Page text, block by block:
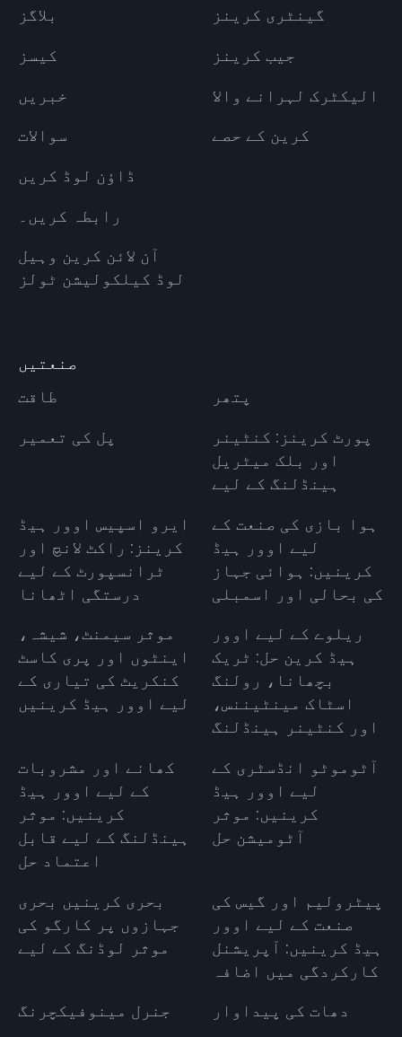
بلاگز
کیسز
خبریں
سوالات
ڈاؤن لوڈ کریں
رابطہ کریں۔
آن لائن کرین وہیل
لوڈ کیلکولیشن ٹولز
گینٹری کرینز
جیب کرینز
الیکٹرک لہرانے والا
کرین کے حصے
صنعتیں
طاقت
پتھر
پل کی تعمیر
پورٹ کرینز: کنٹینر
اور بلک میٹریل
ہینڈلنگ کے لیے
ایرو اسپیس اوور ہیڈ
کرینز: راکٹ لانچ اور
ٹرانسپورٹ کے لیے
درستگی اٹھانا
ہوا بازی کی صنعت کے
لیے اوور ہیڈ
کرینیں: ہوائی جہاز
کی بحالی اور اسمبلی
موثر سیمنٹ، شیشہ،
اینٹوں اور پری کاسٹ
کنکریٹ کی تیاری کے
لیے اوور ہیڈ کرینیں
ریلوے کے لیے اوور
ہیڈ کرین حل: ٹریک
بچھانا، رولنگ
اسٹاک مینٹیننس،
اور کنٹینر ہینڈلنگ
کھانے اور مشروبات
کے لیے اوور ہیڈ
کرینیں: موثر
ہینڈلنگ کے لیے قابل
اعتماد حل
آٹوموٹو انڈسٹری کے
لیے اوور ہیڈ
کرینیں: موثر
آٹومیشن حل
بحری کرینیں بحری
جہازوں پر کارگو کی
موثر لوڈنگ کے لیے
پیٹرولیم اور گیس کی
صنعت کے لیے اوور
ہیڈ کرینیں: آپریشنل
کارکردگی میں اضافہ
جنرل مینوفیکچرنگ
دھات کی پیداوار